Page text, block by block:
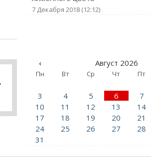
7 Декабря 2018 (12:12)
‹ Август 2026
Пн Вт Ср Чт Пт
3
4 5 6 7
10
11 12 13 14
17
18 19 20 21
24
25 26 27 28
31